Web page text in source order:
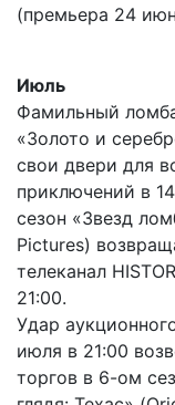
(премьера 24
Июль
Фамильный
«Золото и
свои двери для
приключений в
сезон «Звезд
Pictures)
телеканал
21:00.
Удар
июля в 21:00
торгов в 6-ом